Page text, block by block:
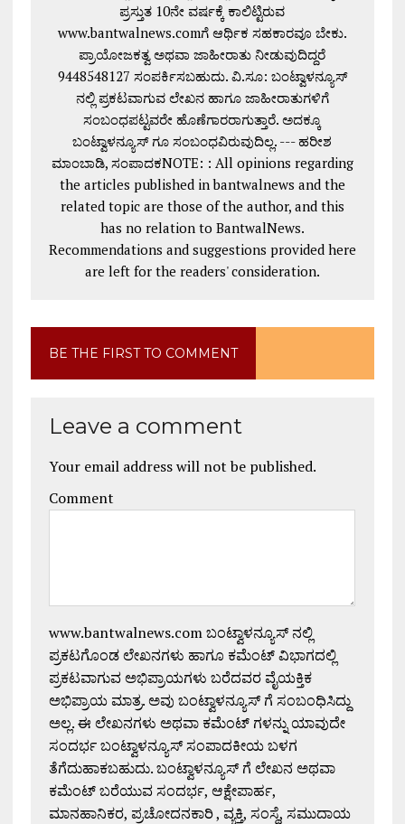
ಪ್ರಸ್ತುತ 10ನೇ ವರ್ಷಕ್ಕೆ ಕಾಲಿಟ್ಟಿರುವ
www.bantwalnews.comಗೆ ಆರ್ಥಿಕ ಸಹಕಾರವೂ ಬೇಕು.
ಪ್ರಾಯೋಜಕತ್ವ ಅಥವಾ ಜಾಹೀರಾತು ನೀಡುವುದಿದ್ದರೆ
9448548127 ಸಂಪರ್ಕಿಸಬಹುದು. ವಿ.ಸೂ: ಬಂಟ್ವಾಳನ್ಯೂಸ್
ನಲ್ಲಿ ಪ್ರಕಟವಾಗುವ ಲೇಖನ ಹಾಗೂ ಜಾಹೀರಾತುಗಳಿಗೆ
ಸಂಬಂಧಪಟ್ಟವರೇ ಹೊಣೆಗಾರರಾಗುತ್ತಾರೆ. ಅದಕ್ಕೂ
ಬಂಟ್ವಾಳನ್ಯೂಸ್ ಗೂ ಸಂಬಂಧವಿರುವುದಿಲ್ಲ. --- ಹರೀಶ
ಮಾಂಬಾಡಿ, ಸಂಪಾದಕNOTE: : All opinions regarding
the articles published in bantwalnews and the
related topic are those of the author, and this
has no relation to BantwalNews.
Recommendations and suggestions provided here
are left for the readers' consideration.
BE THE FIRST TO COMMENT
Leave a comment
Your email address will not be published.
Comment
www.bantwalnews.com ಬಂಟ್ವಾಳನ್ಯೂಸ್ ನಲ್ಲಿ
ಪ್ರಕಟಗೊಂಡ ಲೇಖನಗಳು ಹಾಗೂ ಕಮೆಂಟ್ ವಿಭಾಗದಲ್ಲಿ
ಪ್ರಕಟವಾಗುವ ಅಭಿಪ್ರಾಯಗಳು ಬರೆದವರ ವೈಯಕ್ತಿಕ
ಅಭಿಪ್ರಾಯ ಮಾತ್ರ. ಅವು ಬಂಟ್ವಾಳನ್ಯೂಸ್ ಗೆ ಸಂಬಂಧಿಸಿದ್ದು
ಅಲ್ಲ. ಈ ಲೇಖನಗಳು ಅಥವಾ ಕಮೆಂಟ್ ಗಳನ್ನು ಯಾವುದೇ
ಸಂದರ್ಭ ಬಂಟ್ವಾಳನ್ಯೂಸ್ ಸಂಪಾದಕೀಯ ಬಳಗ
ತೆಗೆದುಹಾಕಬಹುದು. ಬಂಟ್ವಾಳನ್ಯೂಸ್ ಗೆ ಲೇಖನ ಅಥವಾ
ಕಮೆಂಟ್ ಬರೆಯುವ ಸಂದರ್ಭ, ಆಕ್ಷೇಪಾರ್ಹ,
ಮಾನಹಾನಿಕರ, ಪ್ರಚೋದನಕಾರಿ , ವ್ಯಕ್ತಿ, ಸಂಸ್ಥೆ, ಸಮುದಾಯ